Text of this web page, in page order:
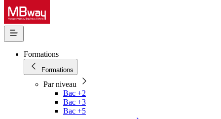
Formations
Formations
Par niveau
Bac +2
Bac +3
Bac +5